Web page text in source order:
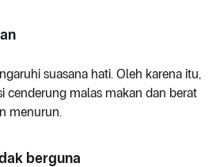
suasana hati. Oleh karena itu,
cenderung malas makan dan berat
menurun.
berguna